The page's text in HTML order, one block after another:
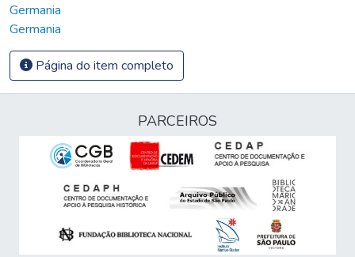
Germania
Germania
Página do item completo
PARCEIROS